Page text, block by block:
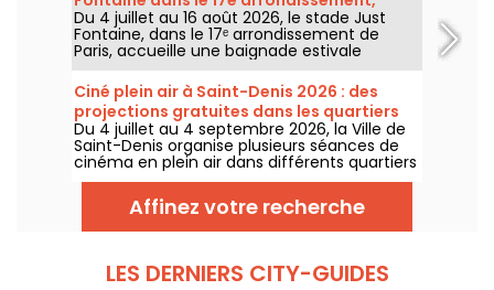
et en région Île-de-France tout l'été. On
vous explique où et quand en profiter pour
barboter pendant toutes les vacances !
rouvre pour l'été 2026
Du 4 juillet au 16 août 2026, le stade Just
Fontaine, dans le 17ᵉ arrondissement de
Paris, accueille une baignade estivale
gratuite. Mis en place par la Ville de Paris, ce
bassin extérieur temporaire permet de se
baigner tout l'été et de participer à
différentes activités sportives et de loisirs.
Ciné plein air à Saint-Denis 2026 : des
projections gratuites dans les quartiers
pendant l'été
Du 4 juillet au 4 septembre 2026, la Ville de
Saint-Denis organise plusieurs séances de
cinéma en plein air dans différents quartiers
de la commune. Gratuites et ouvertes à
tous, ces projections s'inscrivent dans la
programmation estivale de "Bel Été" et sont
organisées en partenariat avec le cinéma
Affinez votre recherche
LES DERNIERS CITY-GUIDES